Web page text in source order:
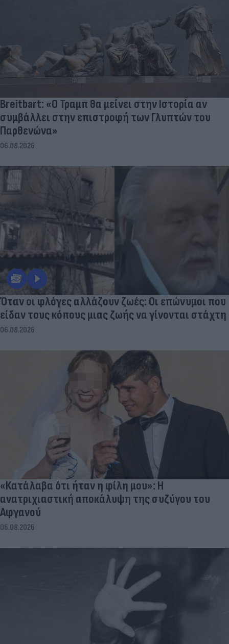
Breitbart: «Ο Τραμπ θα μείνει στην Ιστορία αν
συμβάλλει στην επιστροφή των Γλυπτών του
Παρθενώνα»
06.08.2026
Όταν οι φλόγες αλλάζουν ζωές: Οι επώνυμοι που
είδαν τους κόπους μιας ζωής να γίνονται στάχτη
06.08.2026
«Κατάλαβα ότι ήταν η φίλη μου»: Η
ανατριχιαστική αποκάλυψη της συζύγου του
Αφγανού
06.08.2026